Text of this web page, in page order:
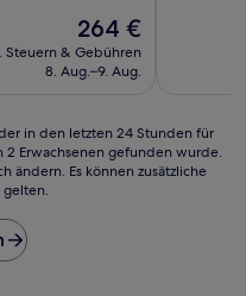
Der
Preis
beträgt
264 €
Steuern & Gebühren
8. Aug.–9. Aug.
in den letzten 24 Stunden für
Erwachsenen gefunden wurde.
ändern. Es können zusätzliche